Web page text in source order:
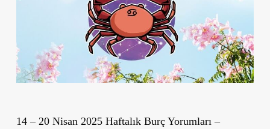
14 – 20 Nisan 2025 Haftalık Burç Yorumları –